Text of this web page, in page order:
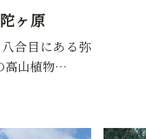
ヶ原
合目にある弥
高山植物…